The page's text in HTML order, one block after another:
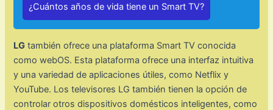
¿Cuántos años de vida tiene un Smart TV?
LG también ofrece una plataforma Smart TV conocida
como webOS. Esta plataforma ofrece una interfaz intuitiva
y una variedad de aplicaciones útiles, como Netflix y
YouTube. Los televisores LG también tienen la opción de
controlar otros dispositivos domésticos inteligentes, como